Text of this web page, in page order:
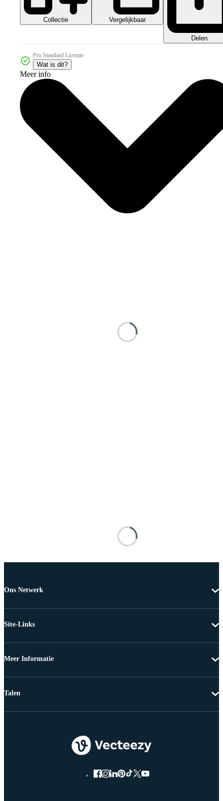
Collectie Vergelijkbaar
Delen
Pro Standard Licentie
Wat is dit?
Meer info
Ons Netwerk
Site-Links
Meer Informatie
Talen